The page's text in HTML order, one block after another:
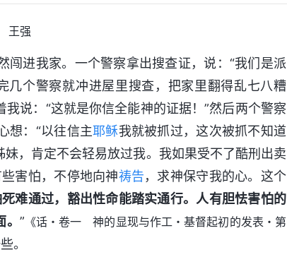
王强
进我家。一个警察拿出搜查证，说：“我们是派
几个警察就冲进屋里搜查，把家里翻得乱七八糟
说：“这就是你信全能神的证据！”然后两个警察
想：“以往信主耶稣我就被抓过，这次被抓不知道
妹，肯定不会轻易放过我。我如果受不了酷刑出卖
害怕，不停地向神祷告，求神保守我的心。这个
难通过，豁出性命能踏实通行。人有胆怯害怕的
” 《话・卷一 神的显现与作工・基督起初的发表・第
。